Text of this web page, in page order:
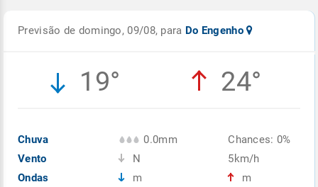
Previsão de domingo, 09/08, para Do Engenho
19° 24°
Chuva
Vento
Ondas
0.0mm
N
m
Chances: 0%
5km/h
m